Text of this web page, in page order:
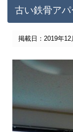
古い鉄骨ア
掲載日：2019年12